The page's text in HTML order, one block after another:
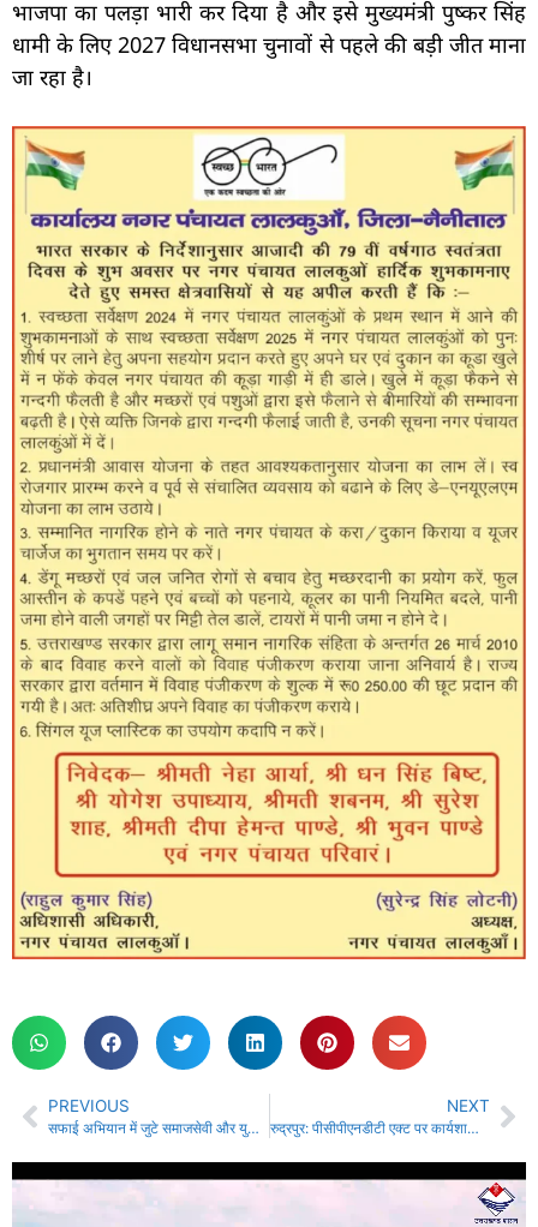
भाजपा का पलड़ा भारी कर दिया है और इसे मुख्यमंत्री पुष्कर सिंह
धामी के लिए 2027 विधानसभा चुनावों से पहले की बड़ी जीत माना
जा रहा है।
PREVIOUS
सफाई अभियान में जुटे समाजसेवी और युवा, ठाकुर नगर व संजय नगर की नालियां हुईं साफ….
NEXT
रुद्रपुर: पीसीपीएनडीटी एक्ट पर कार्यशाला, लिंग चयन रोकने पर दिया जोर….